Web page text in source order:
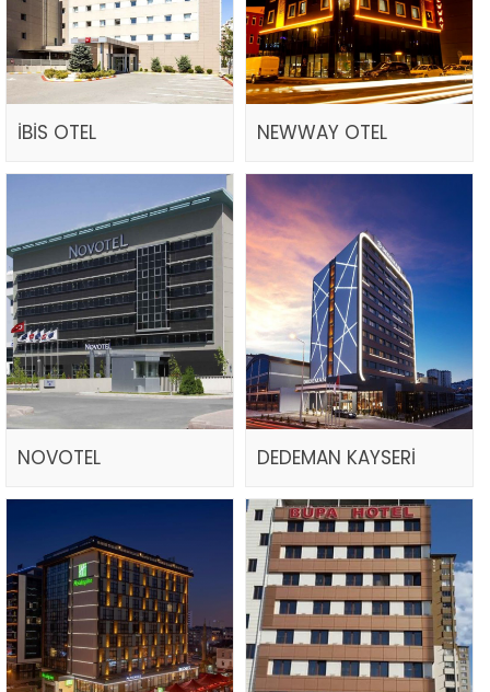
İBİS OTEL NEWWAY OTEL
NOVOTEL DEDEMAN KAYSERİ